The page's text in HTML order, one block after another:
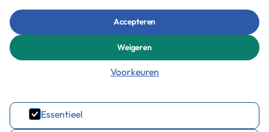
Verlof aanvragen
Korne 180
Accepteren
Weigeren
Voorkeuren
Essentieel